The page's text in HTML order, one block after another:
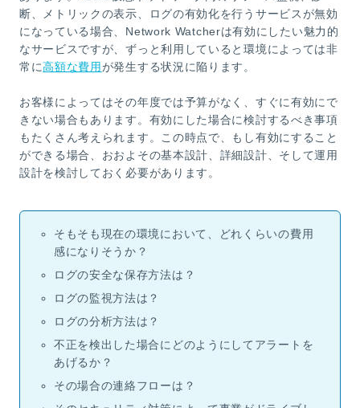
断、メトリックの表示、ログの有効化を行うサービスが無効
になっている場合、Network Watcherは有効にしたい魅力的
なサービスですが、ずっと利用していると環境によっては非
常に高額な費用が発生する状況に陥ります。
お客様によってはその年度では予算がなく、すぐに有効にで
きない場合もあります。有効にした場合に検討するべき事項
もたくさん考えられます。この時点で、もし有効にすること
ができる場合、おおよその基本設計、詳細設計、そして運用
設計を検討しておく必要があります。
そもそも現在の環境において、どれくらいの費用
感になりそうか？
ログの安全な保存方法は？
ログの監視方法は？
ログの分析方法は？
不正を検出した場合にどのようにしてアラートを
あげるか？
その場合の連絡フローは？